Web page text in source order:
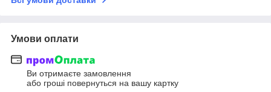
Умови оплати
Ви отримаєте замовлення
або гроші повернуться на вашу картку